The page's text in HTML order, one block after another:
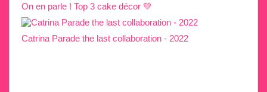
On en parle ! Top 3 cake décor 💚
Catrina Parade the last collaboration - 2022